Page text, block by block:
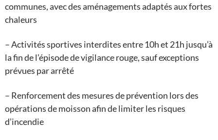
communes, avec des aménagements adaptés aux fortes
chaleurs
– Activités sportives interdites entre 10h et 21h jusqu’à
la fin de l’épisode de vigilance rouge, sauf exceptions
prévues par arrêté
– Renforcement des mesures de prévention lors des
opérations de moisson afin de limiter les risques
d’incendie